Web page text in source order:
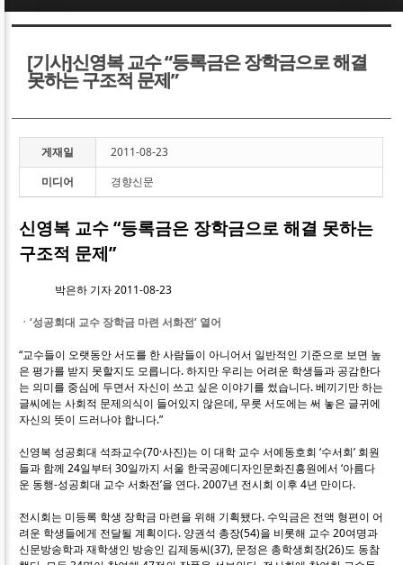
[기사]신영복 교수 “등록금은 장학금으로 해결
못하는 구조적 문제”
게재일
2011-08-23
미디어
경향신문
신영복 교수 “등록금은 장학금으로 해결 못하는
구조적 문제”
박은하 기자 2011-08-23
ㆍ‘성공회대 교수 장학금 마련 서화전’ 열어
“교수들이 오랫동안 서도를 한 사람들이 아니어서 일반적인 기준으로 보면 높
은 평가를 받지 못할지도 모릅니다. 하지만 우리는 어려운 학생들과 공감한다
는 의미를 중심에 두면서 자신이 쓰고 싶은 이야기를 썼습니다. 베끼기만 하는
글씨에는 사회적 문제의식이 들어있지 않은데, 무릇 서도에는 써 놓은 글귀에
자신의 뜻이 드러나야 합니다.”
신영복 성공회대 석좌교수(70·사진)는 이 대학 교수 서예동호회 ‘수서회’ 회원
들과 함께 24일부터 30일까지 서울 한국공예디자인문화진흥원에서 ‘아름다
운 동행-성공회대 교수 서화전’을 연다. 2007년 전시회 이후 4년 만이다.
전시회는 미등록 학생 장학금 마련을 위해 기획됐다. 수익금은 전액 형편이 어
려운 학생들에게 전달될 계획이다. 양권석 총장(54)을 비롯해 교수 20여명과
신문방송학과 재학생인 방송인 김제동씨(37), 문정은 총학생회장(26)도 동참
Sketchbook5, 스케치북5
Sketchbook5, 스케치북5
Sketchbook5, 스케치북5
Sketchbook5, 스케치북5